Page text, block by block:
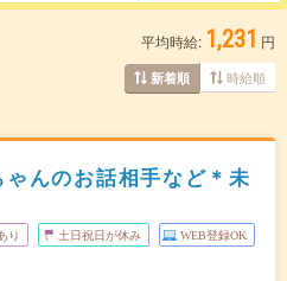
平均時給: 1,231 円
新着順 時給順
んのお話相手など＊未
り 土日祝日が休み WEB登録OK